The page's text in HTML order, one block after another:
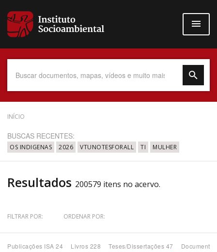
para
conteúdo
Data do Documento
Até
Povo Indígena
INÍCIO
BUSCAS RECENTES:
OS INDIGENAS 2026 VTUNOTESFORALL TI MULHER
Resultados 200579 itens no acervo.
FILTRAR POR: ORDENAR POR:
Publicações ISA 24 Livros 228 Teses/Dissertações 47